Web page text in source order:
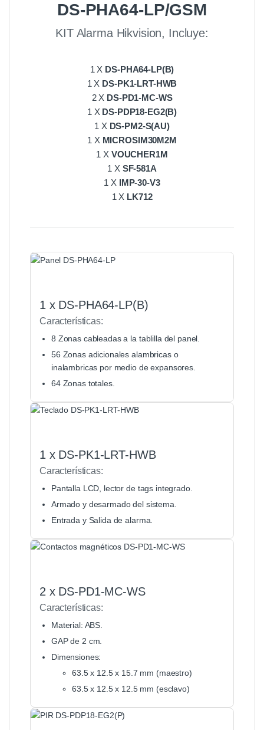
DS-PHA64-LP/GSM
KIT Alarma Hikvision, Incluye:
1 X DS-PHA64-LP(B)
1 X DS-PK1-LRT-HWB
2 X DS-PD1-MC-WS
1 X DS-PDP18-EG2(B)
1 X DS-PM2-S(AU)
1 X MICROSIM30M2M
1 X VOUCHER1M
1 X SF-581A
1 X IMP-30-V3
1 X LK712
1 x DS-PHA64-LP(B)
Características:
8 Zonas cableadas a la tablilla del panel.
56 Zonas adicionales alambricas o
inalambricas por medio de expansores.
64 Zonas totales.
1 x DS-PK1-LRT-HWB
Características:
Pantalla LCD, lector de tags integrado.
Armado y desarmado del sistema.
Entrada y Salida de alarma.
2 x DS-PD1-MC-WS
Características:
Material: ABS.
GAP de 2 cm.
Dimensiones:
63.5 x 12.5 x 15.7 mm (maestro)
63.5 x 12.5 x 12.5 mm (esclavo)